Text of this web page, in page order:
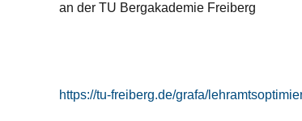
an der TU Bergakademie Freiberg
https://tu-freiberg.de/grafa/